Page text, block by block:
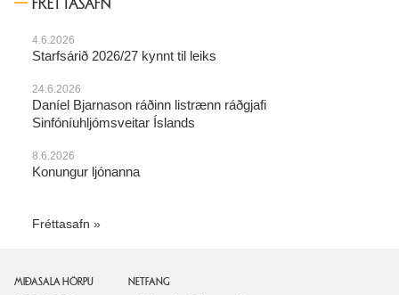
4.6.2026
Starfsárið 2026/27 kynnt til leiks
24.6.2026
Daníel Bjarnason ráðinn listrænn ráðgjafi
Sinfóníuhljómsveitar Íslands
8.6.2026
Konungur ljónanna
Fréttasafn
MIÐASALA HÖRPU NETFANG